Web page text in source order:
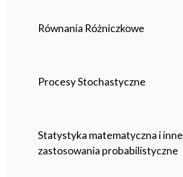
Równania Różniczkowe
Procesy Stochastyczne
Statystyka matematyczna i inne
zastosowania probabilistyczne